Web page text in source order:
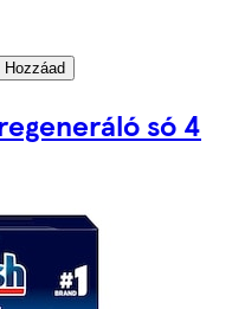
Hozzáad
só 4